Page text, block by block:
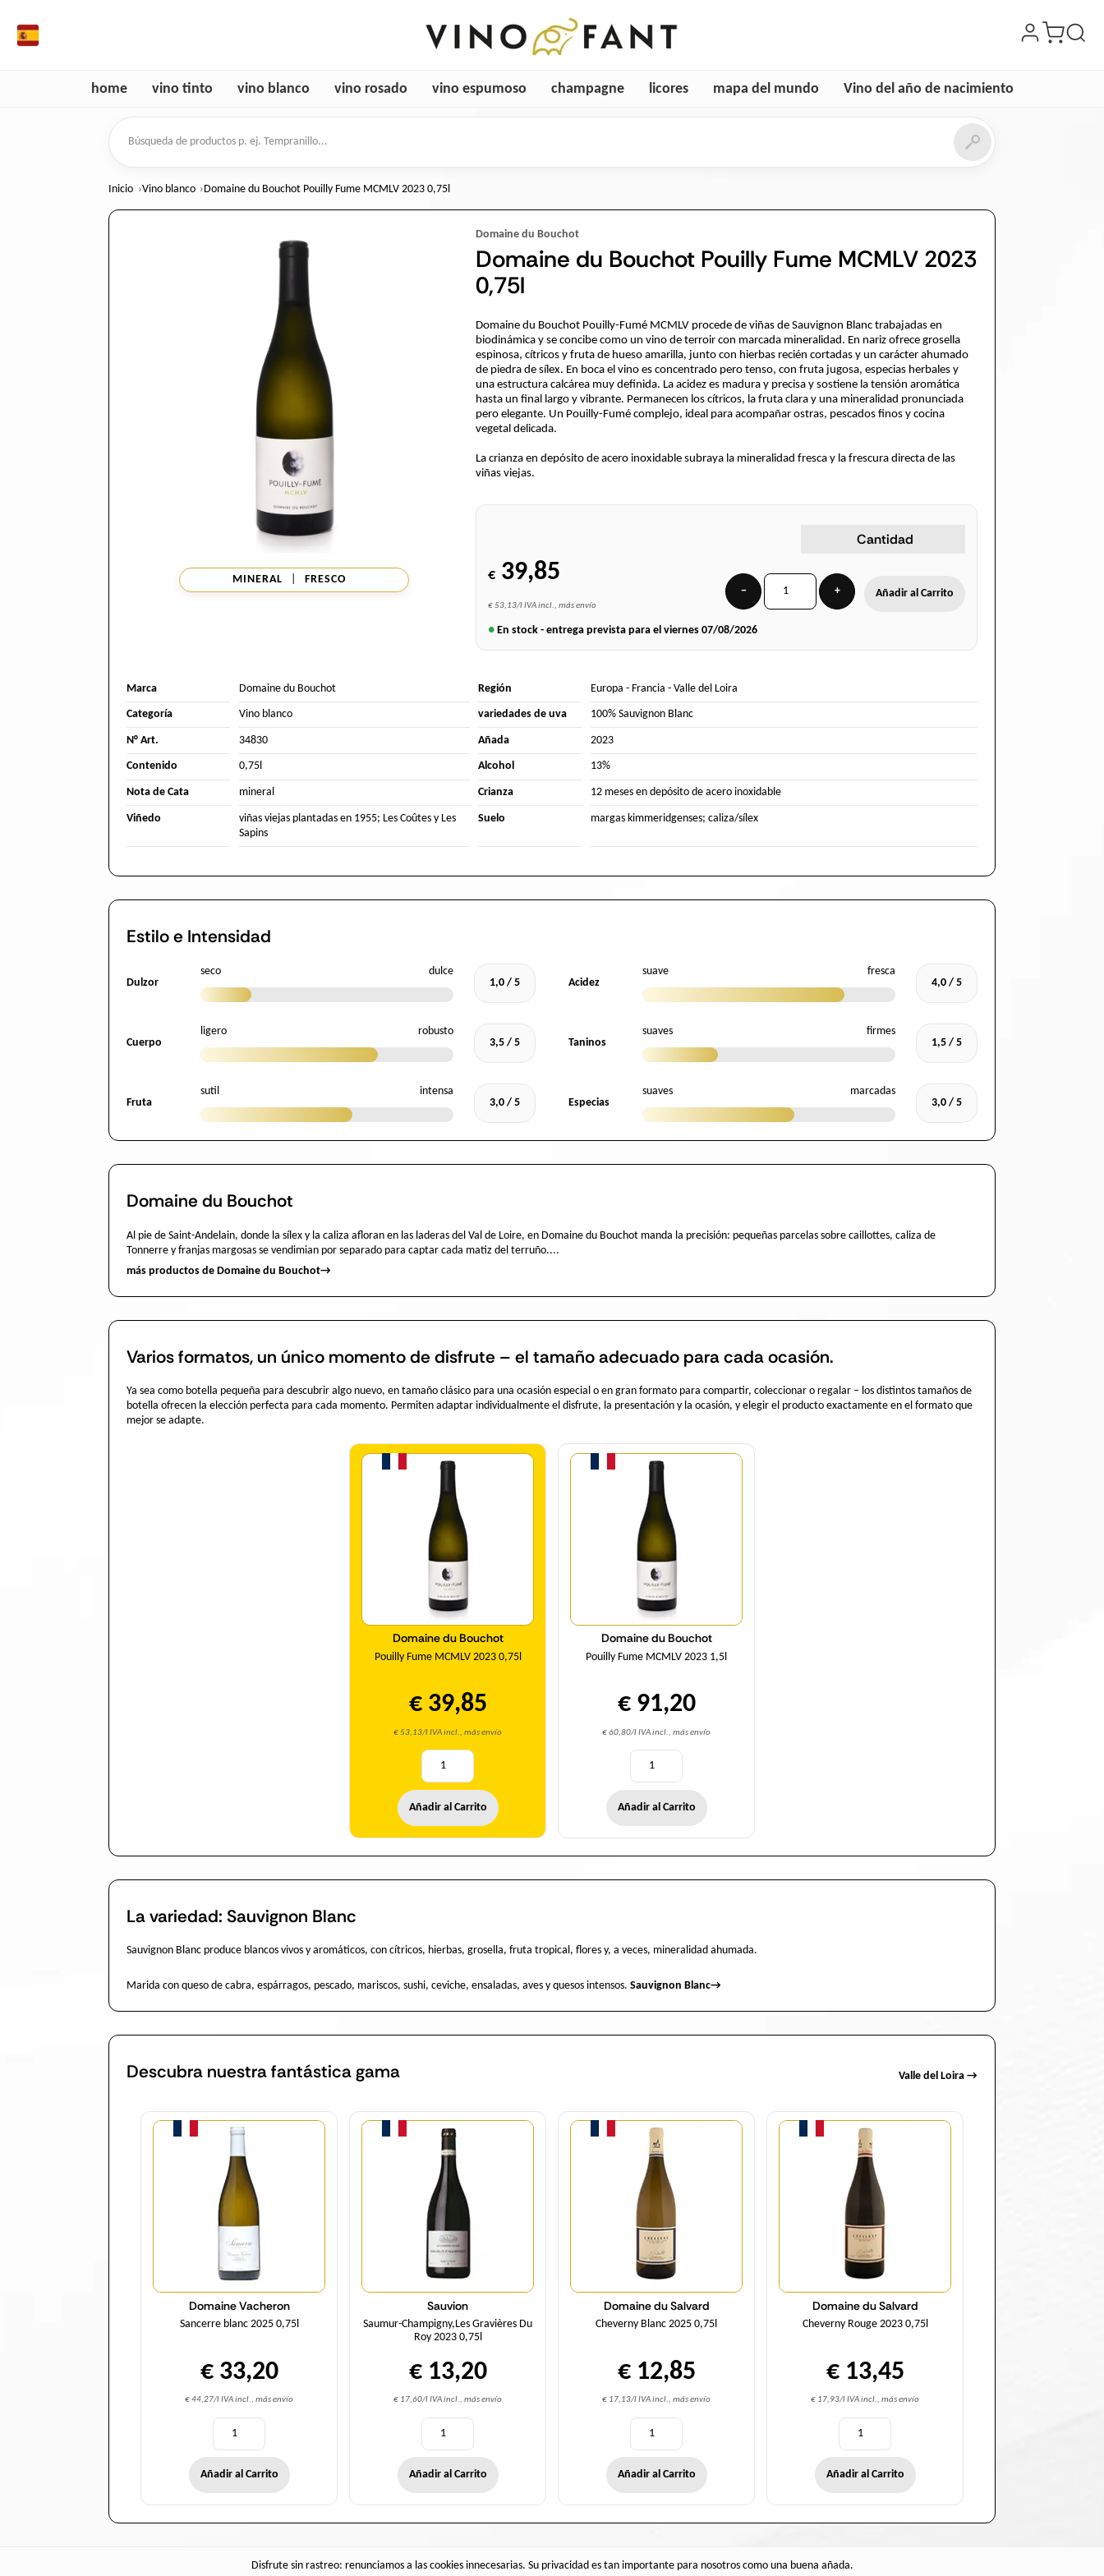
home vino tinto vino blanco vino rosado vino espumoso champagne licores mapa del mundo Vino del año de nacimiento
Búsqueda de productos
Inicio Vino blanco Domaine du Bouchot Pouilly Fume MCMLV 2023 0,75l
MINERAL FRESCO
Domaine du Bouchot
Domaine du Bouchot Pouilly Fume MCMLV 2023
0,75l
Domaine du Bouchot Pouilly-Fumé MCMLV procede de viñas de Sauvignon Blanc trabajadas en
biodinámica y se concibe como un vino de terroir con marcada mineralidad. En nariz ofrece grosella
espinosa, cítricos y fruta de hueso amarilla, junto con hierbas recién cortadas y un carácter ahumado
de piedra de sílex. En boca el vino es concentrado pero tenso, con fruta jugosa, especias herbales y
una estructura calcárea muy definida. La acidez es madura y precisa y sostiene la tensión aromática
hasta un final largo y vibrante. Permanecen los cítricos, la fruta clara y una mineralidad pronunciada
pero elegante. Un Pouilly-Fumé complejo, ideal para acompañar ostras, pescados finos y cocina
vegetal delicada.
La crianza en depósito de acero inoxidable subraya la mineralidad fresca y la frescura directa de las
viñas viejas.
€39,85
€ 53,13/l IVA incl., más envío
Cantidad
− + Añadir al Carrito
●En stock - entrega prevista para el viernes 07/08/2026
Marca Domaine du Bouchot Región Europa - Francia - Valle del Loira
Categoría Vino blanco variedades de uva 100% Sauvignon Blanc
N° Art. 34830 Añada 2023
Contenido 0,75l Alcohol 13%
Nota de Cata mineral Crianza 12 meses en depósito de acero inoxidable
Viñedo
viñas viejas plantadas en 1955; Les Coûtes y Les
Sapins
Suelo margas kimmeridgenses; caliza/sílex
Estilo e Intensidad
Dulzor
seco
dulce
1,0 / 5
Acidez
suave
fresca
4,0 / 5
Cuerpo
ligero
robusto
3,5 / 5
Taninos
suaves
firmes
1,5 / 5
Fruta
sutil
intensa
3,0 / 5
Especias
suaves
marcadas
3,0 / 5
Domaine du Bouchot
Al pie de Saint-Andelain, donde la sílex y la caliza afloran en las laderas del Val de Loire, en Domaine du Bouchot manda la precisión: pequeñas parcelas sobre caillottes, caliza de
Tonnerre y franjas margosas se vendimian por separado para captar cada matiz del terruño....
más productos de Domaine du Bouchot→
Varios formatos, un único momento de disfrute – el tamaño adecuado para cada ocasión.
Ya sea como botella pequeña para descubrir algo nuevo, en tamaño clásico para una ocasión especial o en gran formato para compartir, coleccionar o regalar – los distintos tamaños de
botella ofrecen la elección perfecta para cada momento. Permiten adaptar individualmente el disfrute, la presentación y la ocasión, y elegir el producto exactamente en el formato que
mejor se adapte.
Domaine du Bouchot
Pouilly Fume MCMLV 2023 0,75l
€ 39,85
€ 53,13/l IVA incl., más envío
Cantidad
Añadir al Carrito
Domaine du Bouchot
Pouilly Fume MCMLV 2023 1,5l
€ 91,20
€ 60,80/l IVA incl., más envío
Cantidad
Añadir al Carrito
La variedad: Sauvignon Blanc
Sauvignon Blanc produce blancos vivos y aromáticos, con cítricos, hierbas, grosella, fruta tropical, flores y, a veces, mineralidad ahumada.
Marida con queso de cabra, espárragos, pescado, mariscos, sushi, ceviche, ensaladas, aves y quesos intensos. Sauvignon Blanc→
Descubra nuestra fantástica gama Valle del Loira →
Domaine Vacheron
Sancerre blanc 2025 0,75l
€ 33,20
€ 44,27/l IVA incl., más envío
Cantidad
Añadir al Carrito
Sauvion
Saumur-Champigny,Les Gravières Du
Roy 2023 0,75l
€ 13,20
€ 17,60/l IVA incl., más envío
Cantidad
Añadir al Carrito
Domaine du Salvard
Cheverny Blanc 2025 0,75l
€ 12,85
€ 17,13/l IVA incl., más envío
Cantidad
Añadir al Carrito
Domaine du Salvard
Cheverny Rouge 2023 0,75l
€ 13,45
€ 17,93/l IVA incl., más envío
Cantidad
Añadir al Carrito
Disfrute sin rastreo: renunciamos a las cookies innecesarias. Su privacidad es tan importante para nosotros como una buena añada.